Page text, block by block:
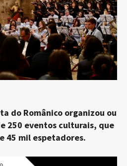
do Românico organizou ou
250 eventos culturais, que
45 mil espetadores.